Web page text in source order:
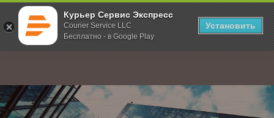
Курьер Сервис Экспресс
Courier Service LLC
Бесплатно - в Google Play
Установить
; Главная О компании Новости Выходные дни в Республике